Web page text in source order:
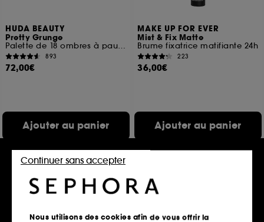
HUDA BEAUTY
Pretty Grunge
Palette de 18 ombres à paupières
893
72,00€
Ajouter au panier
MAKE UP FOR EVER
Mist & Fix Matte
Brume fixatrice matifiante 24h
223
36,00€
Ajouter au panier
Nous utilisons des cookies afin de vous offrir la
Continuer sans accepter